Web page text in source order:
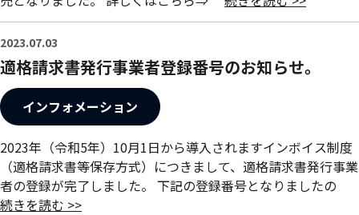
2023.07.03
適格請求書発行事業者登録番号のお知らせ。
インフォメーション
2023年（令和5年）10月1日から導入されますインボイス制度
（適格請求書等保存方式）につきまして、適格請求書発行事業
者の登録が完了しました。 下記の登録番号となりましたの
続きを読む >>